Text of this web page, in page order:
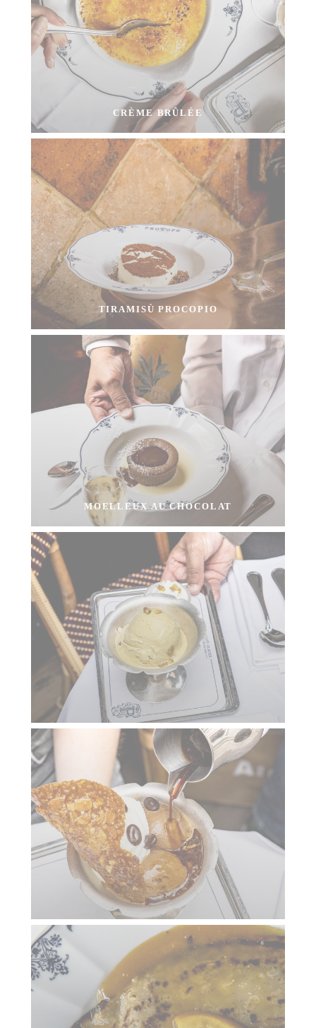
CRÈME BRÛLÉE
TIRAMISÙ PROCOPIO
MOELLEUX AU CHOCOLAT